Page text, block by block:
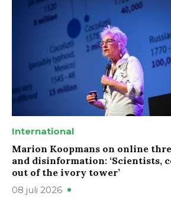
International
Marion Koopmans on online
and disinformation: ‘Scientists,
out of the ivory tower’
08 juli 2026